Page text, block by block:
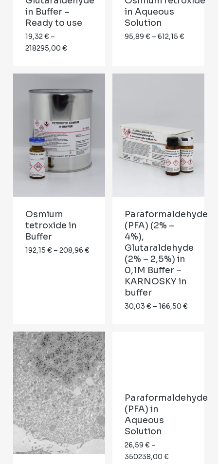
GO TO SHOP
in Buffer –
Ready to use
19,32€ –
218295,00 €Price
218295,00 €
in Aqueous
Solution
95,89€ – 612,15€
Osmium
tetroxide in
Buffer
192,15 € – 208,96 €Price
Paraformaldehyde
(PFA) (2% –
4%),
Glutaraldehyde
(2% – 2,5%) in
0,1M Buffer –
KARNOSKY in
buffer
30,03€ – 166,50€
Paraformaldehyde
(PFA) in
Aqueous
Solution
26,59€ –
350238,00€